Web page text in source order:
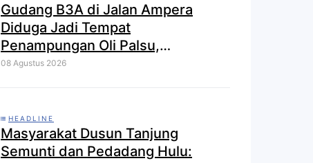
Gudang B3A di Jalan Ampera
Diduga Jadi Tempat
Penampungan Oli Palsu,
Pengusaha Inisial U Disorot
08 Agustus 2026
HEADLINE
Masyarakat Dusun Tanjung
Semunti dan Pedadang Hulu: